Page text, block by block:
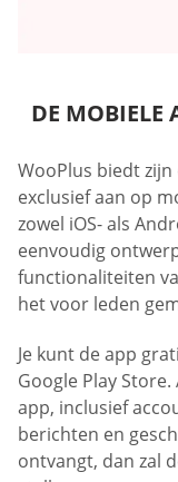
DE MOBIELE
WooPlus biedt
exclusief aan op
zowel iOS- als
eenvoudig
functionaliteiten
het voor leden
Je kunt de app
Google Play
app, inclusief
berichten en
ontvangt, dan zal